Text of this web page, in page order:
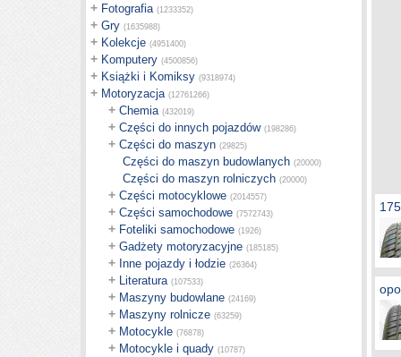
+ Fotografia (1233352)
+ Gry (1635988)
+ Kolekcje (4951400)
+ Komputery (4500856)
+ Książki i Komiksy (9318974)
+ Motoryzacja (12761266)
+ Chemia (432019)
+ Części do innych pojazdów (198286)
+ Części do maszyn (29825)
Części do maszyn budowlanych (20000)
Części do maszyn rolniczych (20000)
+ Części motocyklowe (2014557)
+ Części samochodowe (7572743)
+ Foteliki samochodowe (1926)
+ Gadżety motoryzacyjne (185185)
+ Inne pojazdy i łodzie (26364)
+ Literatura (107533)
+ Maszyny budowlane (24169)
+ Maszyny rolnicze (63259)
+ Motocykle (76878)
+ Motocykle i quady (10787)